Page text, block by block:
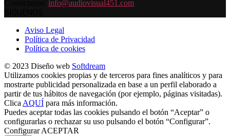
info@audiovisual451.com
Aviso Legal
Política de Privacidad
Política de cookies
© 2023 Diseño web Softdream
Utilizamos cookies propias y de terceros para fines analíticos y para
mostrarte publicidad personalizada en base a un perfil elaborado a
partir de tus hábitos de navegación (por ejemplo, páginas visitadas).
Clica AQUÍ para más información.
Puedes aceptar todas las cookies pulsando el botón “Aceptar” o
configurarlas o rechazar su uso pulsando el botón “Configurar”.
Configurar ACEPTAR